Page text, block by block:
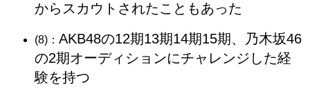
からスカウトされたこともあった
(8)： AKB48の12期13期14期15期、乃木坂46
の2期オーディションにチャレンジした経
験を持つ